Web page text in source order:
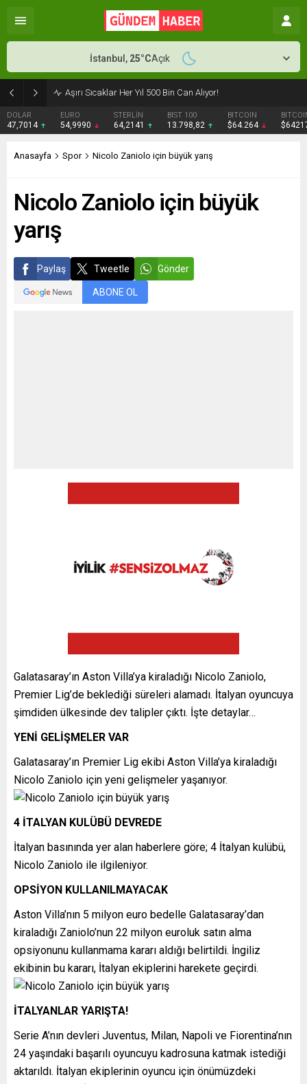
Aşırı Sıcaklar Her Yıl 500 Bin Can Alıyor!
DOLAR
47,7014
EURO
54,9990
STERLİN
64,2141
BIST 100
13.798,82
BITCOIN
$64.264
İstanbul, 25°CAçık
Anasayfa Spor Nicolo Zaniolo için büyük yarış
Nicolo Zaniolo için büyük
yarış
Paylaş Tweetle Gönder
ABONE OL
Galatasaray’ın Aston Villa’ya kiraladığı Nicolo Zaniolo,
Premier Lig’de beklediği süreleri alamadı. İtalyan oyuncuya
şimdiden ülkesinde dev talipler çıktı. İşte detaylar…
YENİ GELİŞMELER VAR
Galatasaray’ın Premier Lig ekibi Aston Villa’ya kiraladığı
Nicolo Zaniolo için yeni gelişmeler yaşanıyor.
4 İTALYAN KULÜBÜ DEVREDE
İtalyan basınında yer alan haberlere göre; 4 İtalyan kulübü,
Nicolo Zaniolo ile ilgileniyor.
OPSİYON KULLANILMAYACAK
Aston Villa’nın 5 milyon euro bedelle Galatasaray’dan
kiraladığı Zaniolo’nun 22 milyon euroluk satın alma
opsiyonunu kullanmama kararı aldığı belirtildi. İngiliz
ekibinin bu kararı, İtalyan ekiplerini harekete geçirdi.
İTALYANLAR YARIŞTA!
Serie A’nın devleri Juventus, Milan, Napoli ve Fiorentina’nın
24 yaşındaki başarılı oyuncuyu kadrosuna katmak istediği
aktarıldı. İtalyan ekiplerinin oyuncu için önümüzdeki